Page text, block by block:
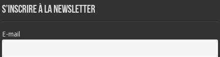
S’inscrire à la newsletter
E-mail